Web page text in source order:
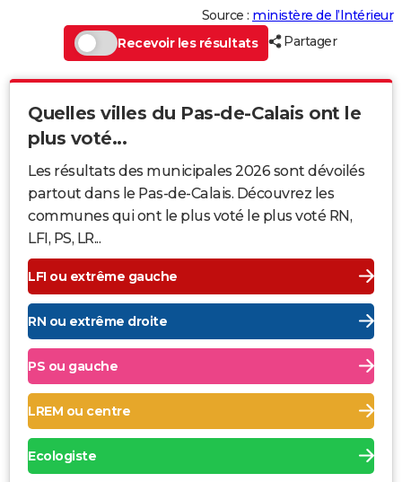
Source : ministère de l’Intérieur
Recevoir les résultats
Partager
Quelles villes du Pas-de-Calais ont le
plus voté...
Les résultats des municipales 2026 sont dévoilés
partout dans le Pas-de-Calais. Découvrez les
communes qui ont le plus voté le plus voté RN,
LFI, PS, LR...
LFI ou extrême gauche
RN ou extrême droite
PS ou gauche
LREM ou centre
Ecologiste